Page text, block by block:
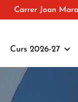
Carrer Joan
Curs 2026-27